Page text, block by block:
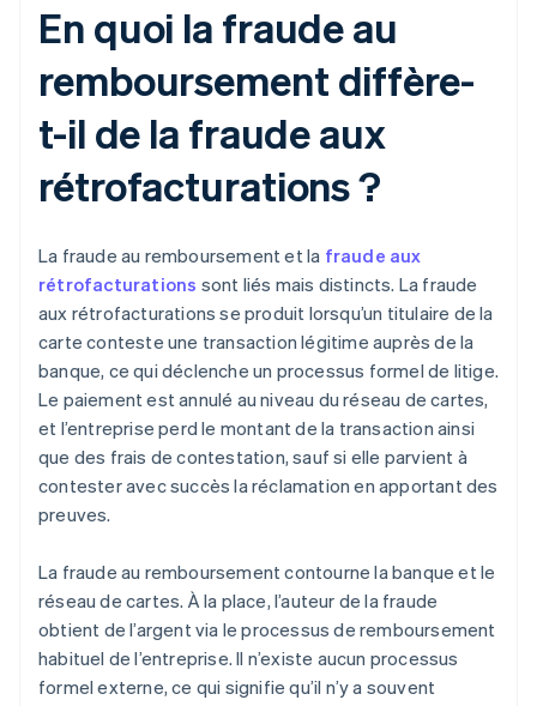
En quoi la fraude au
remboursement diffère-
t-il de la fraude aux
rétrofacturations ?
La fraude au remboursement et la fraude aux
rétrofacturations sont liés mais distincts. La fraude
aux rétrofacturations se produit lorsqu’un titulaire de la
carte conteste une transaction légitime auprès de la
banque, ce qui déclenche un processus formel de litige.
Le paiement est annulé au niveau du réseau de cartes,
et l’entreprise perd le montant de la transaction ainsi
que des frais de contestation, sauf si elle parvient à
contester avec succès la réclamation en apportant des
preuves.
La fraude au remboursement contourne la banque et le
réseau de cartes. À la place, l’auteur de la fraude
obtient de l’argent via le processus de remboursement
habituel de l’entreprise. Il n’existe aucun processus
formel externe, ce qui signifie qu’il n’y a souvent